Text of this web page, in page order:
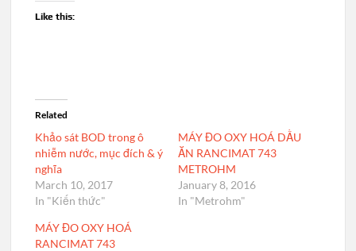
Like this:
Related
Khảo sát BOD trong ô
nhiễm nước, mục đích & ý
nghĩa
March 10, 2017
In "Kiến thức"
MÁY ĐO OXY HOÁ DẦU
ĂN RANCIMAT 743
METROHM
January 8, 2016
In "Metrohm"
MÁY ĐO OXY HOÁ
RANCIMAT 743